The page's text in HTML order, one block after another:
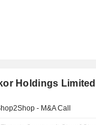
Holdings Limited
- M&A Call